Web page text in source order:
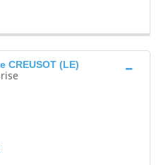
CREUSOT (LE)